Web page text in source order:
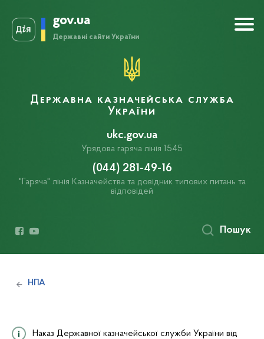
gov.ua
Державні сайти України
ukc.gov.ua
Урядова гаряча лінія 1545
Державна казначейська служба
України
(044) 281-49-16
"Гаряча" лінія Казначейства та довідник типових питань та
відповідей
Пошук
НПА
Наказ Державної казначейської служби України від